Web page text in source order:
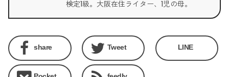
検定1級。大阪在住ライター、1児の母。
share Tweet LINE